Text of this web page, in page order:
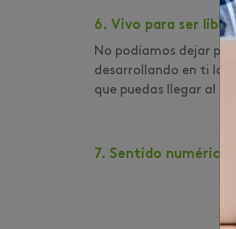
6. Vivo para ser
No podíamos dejar
desarrollando en ti la
que puedas llegar al
7. Sentido numérico: